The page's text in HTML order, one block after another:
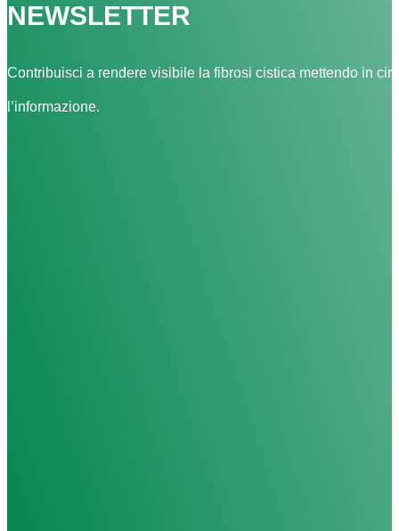
NEWSLETTER
Contribuisci a rendere visibile la fibrosi cistica mettendo in
l’informazione.